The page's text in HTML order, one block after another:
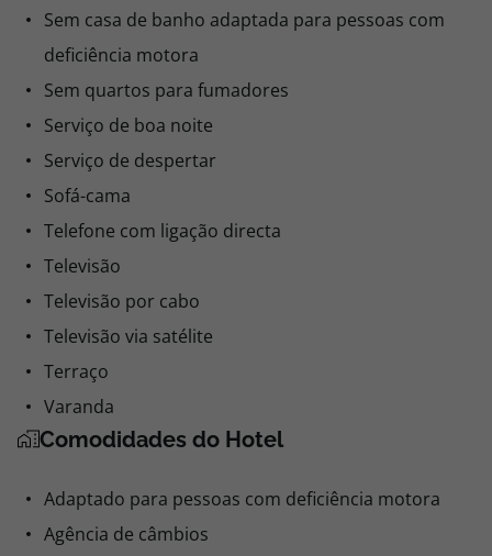
Sem casa de banho adaptada para pessoas com
deficiência motora
Sem quartos para fumadores
Serviço de boa noite
Serviço de despertar
Sofá-cama
Telefone com ligação directa
Televisão
Televisão por cabo
Televisão via satélite
Terraço
Varanda
Comodidades do Hotel
Adaptado para pessoas com deficiência motora
Agência de câmbios